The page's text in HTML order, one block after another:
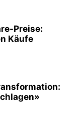
Preise:
Käufe